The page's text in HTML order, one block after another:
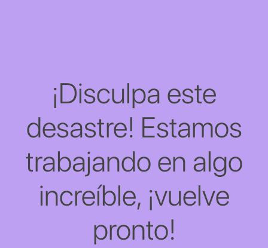
¡Disculpa este
desastre! Estamos
trabajando en algo
increíble, ¡vuelve
pronto!